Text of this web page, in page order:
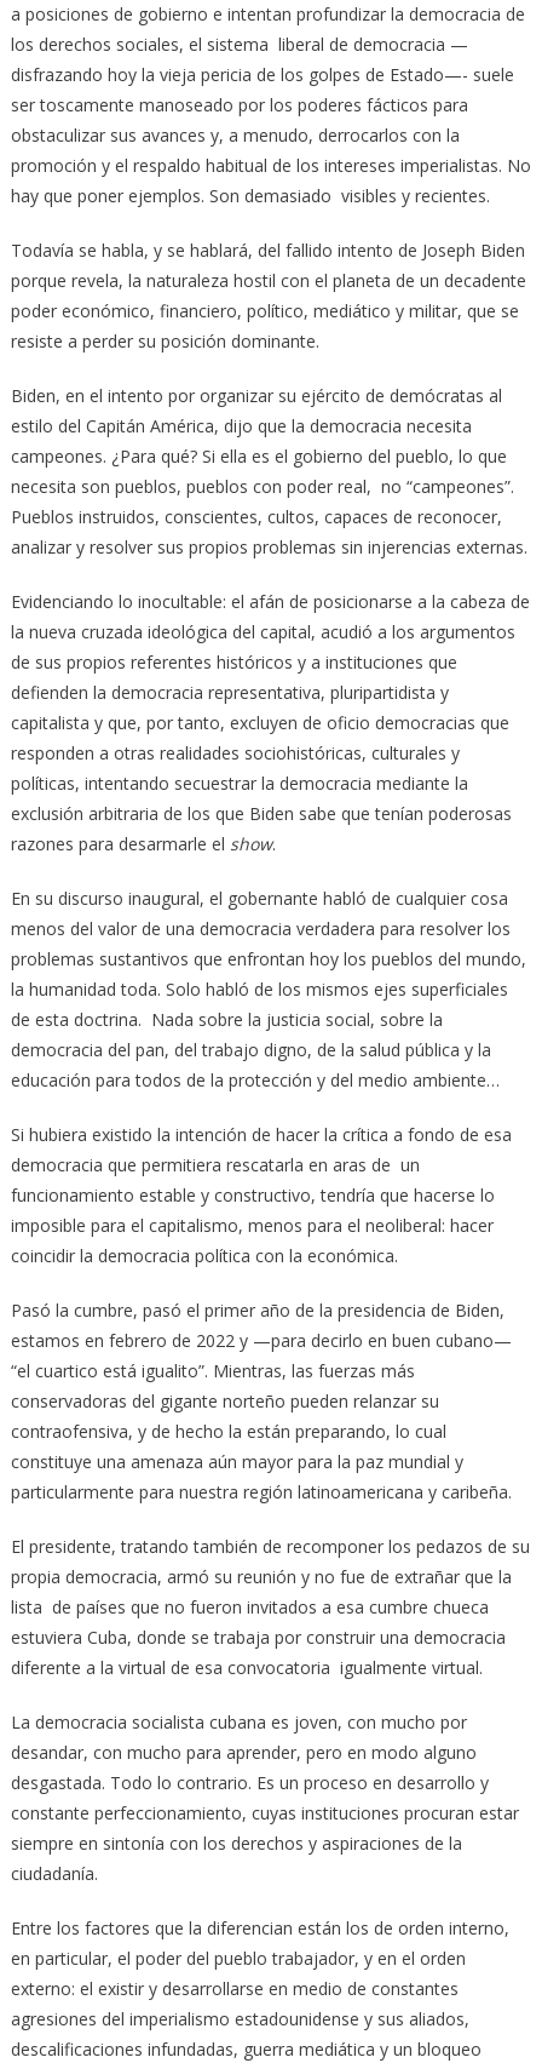
a posiciones de gobierno e intentan profundizar la democracia de
los derechos sociales, el sistema liberal de democracia —
disfrazando hoy la vieja pericia de los golpes de Estado—- suele
ser toscamente manoseado por los poderes fácticos para
obstaculizar sus avances y, a menudo, derrocarlos con la
promoción y el respaldo habitual de los intereses imperialistas. No
hay que poner ejemplos. Son demasiado visibles y recientes.
Todavía se habla, y se hablará, del fallido intento de Joseph Biden
porque revela, la naturaleza hostil con el planeta de un decadente
poder económico, financiero, político, mediático y militar, que se
resiste a perder su posición dominante.
Biden, en el intento por organizar su ejército de demócratas al
estilo del Capitán América, dijo que la democracia necesita
campeones. ¿Para qué? Si ella es el gobierno del pueblo, lo que
necesita son pueblos, pueblos con poder real, no “campeones”.
Pueblos instruidos, conscientes, cultos, capaces de reconocer,
analizar y resolver sus propios problemas sin injerencias externas.
Evidenciando lo inocultable: el afán de posicionarse a la cabeza de
la nueva cruzada ideológica del capital, acudió a los argumentos
de sus propios referentes históricos y a instituciones que
defienden la democracia representativa, pluripartidista y
capitalista y que, por tanto, excluyen de oficio democracias que
responden a otras realidades sociohistóricas, culturales y
políticas, intentando secuestrar la democracia mediante la
exclusión arbitraria de los que Biden sabe que tenían poderosas
razones para desarmarle el show.
En su discurso inaugural, el gobernante habló de cualquier cosa
menos del valor de una democracia verdadera para resolver los
problemas sustantivos que enfrontan hoy los pueblos del mundo,
la humanidad toda. Solo habló de los mismos ejes superficiales
de esta doctrina. Nada sobre la justicia social, sobre la
democracia del pan, del trabajo digno, de la salud pública y la
educación para todos de la protección y del medio ambiente…
Si hubiera existido la intención de hacer la crítica a fondo de esa
democracia que permitiera rescatarla en aras de un
funcionamiento estable y constructivo, tendría que hacerse lo
imposible para el capitalismo, menos para el neoliberal: hacer
coincidir la democracia política con la económica.
Pasó la cumbre, pasó el primer año de la presidencia de Biden,
estamos en febrero de 2022 y —para decirlo en buen cubano—
“el cuartico está igualito”. Mientras, las fuerzas más
conservadoras del gigante norteño pueden relanzar su
contraofensiva, y de hecho la están preparando, lo cual
constituye una amenaza aún mayor para la paz mundial y
particularmente para nuestra región latinoamericana y caribeña.
El presidente, tratando también de recomponer los pedazos de su
propia democracia, armó su reunión y no fue de extrañar que la
lista de países que no fueron invitados a esa cumbre chueca
estuviera Cuba, donde se trabaja por construir una democracia
diferente a la virtual de esa convocatoria igualmente virtual.
La democracia socialista cubana es joven, con mucho por
desandar, con mucho para aprender, pero en modo alguno
desgastada. Todo lo contrario. Es un proceso en desarrollo y
constante perfeccionamiento, cuyas instituciones procuran estar
siempre en sintonía con los derechos y aspiraciones de la
ciudadanía.
Entre los factores que la diferencian están los de orden interno,
en particular, el poder del pueblo trabajador, y en el orden
externo: el existir y desarrollarse en medio de constantes
agresiones del imperialismo estadounidense y sus aliados,
descalificaciones infundadas, guerra mediática y un bloqueo